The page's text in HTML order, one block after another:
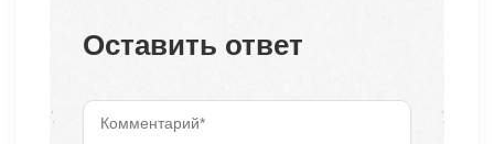
Оставить ответ